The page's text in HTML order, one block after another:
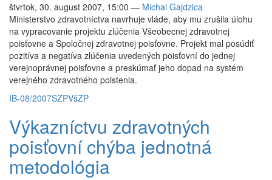
štvrtok, 30. august 2007, 15:00 — Michal Gajdzica
Ministerstvo zdravotníctva navrhuje vláde, aby mu zrušila úlohu
na vypracovanie projektu zlúčenia Všeobecnej zdravotnej
poisťovne a Spoločnej zdravotnej poisťovne. Projekt mal posúdiť
pozitíva a negatíva zlúčenia uvedených poisťovní do jednej
verejnoprávnej poisťovne a preskúmať jeho dopad na systém
verejného zdravotného poistenia.
IB-08/2007SZPVšZP
Výkazníctvu zdravotných
poisťovní chýba jednotná
metodológia